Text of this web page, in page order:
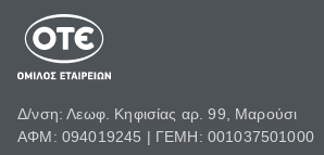
Δ/νση: Λεωφ. Κηφισίας αρ. 99, Μαρούσι
ΑΦΜ: 094019245 | ΓΕΜΗ: 001037501000